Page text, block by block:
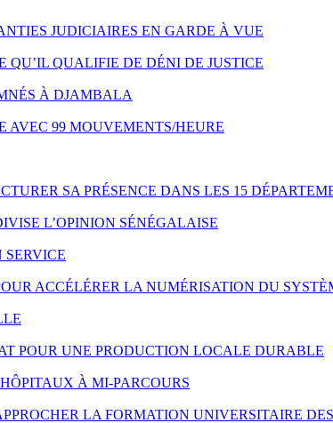
JUDICIAIRES EN GARDE À VUE
QU’IL QUALIFIE DE DÉNI DE JUSTICE
À DJAMBALA
AVEC 99 MOUVEMENTS/HEURE
SA PRÉSENCE DANS LES 15
L’OPINION SÉNÉGALAISE
ACCÉLÉRER LA NUMÉRISATION DU
POUR UNE PRODUCTION LOCALE DURABLE
À MI-PARCOURS
LA FORMATION UNIVERSITAIRE